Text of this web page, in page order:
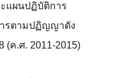
ะแผนปฏิบัติการ
ารตามปฏิญญาดัง
(ค.ศ. 2011-2015)